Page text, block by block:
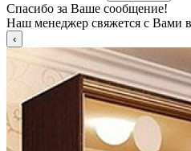
Спасибо за Ваше сообщение!
Наш менеджер свяжется с Вами